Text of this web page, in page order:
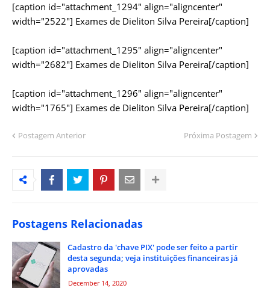
[caption id="attachment_1294" align="aligncenter"
width="2522"] Exames de Dieliton Silva Pereira[/caption]
[caption id="attachment_1295" align="aligncenter"
width="2682"] Exames de Dieliton Silva Pereira[/caption]
[caption id="attachment_1296" align="aligncenter"
width="1765"] Exames de Dieliton Silva Pereira[/caption]
Postagem Anterior Próxima Postagem
Postagens Relacionadas
Cadastro da 'chave PIX' pode ser feito a partir
desta segunda; veja instituições financeiras já
aprovadas
December 14, 2020